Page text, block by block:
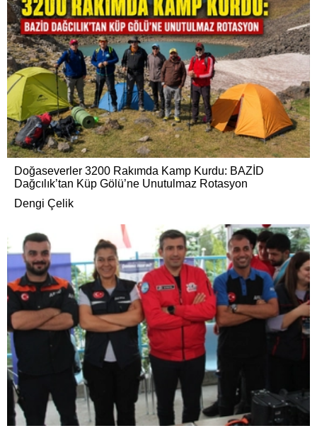
Doğaseverler 3200 Rakımda Kamp Kurdu: BAZİD
Dağcılık’tan Küp Gölü’ne Unutulmaz Rotasyon
Dengi Çelik